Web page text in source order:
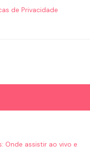
de Privacidade
Onde assistir ao vivo e